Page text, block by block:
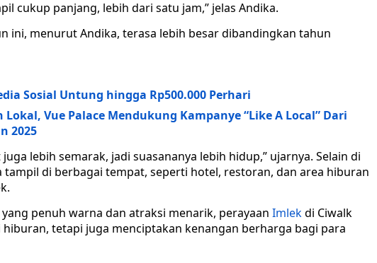
cukup panjang, lebih dari satu jam,” jelas Andika.
ini, menurut Andika, terasa lebih besar dibandingkan tahun
Sosial Untung hingga Rp500.000 Perhari
Vue Palace Mendukung Kampanye “Like A Local” Dari
2025
lebih semarak, jadi suasananya lebih hidup,” ujarnya. Selain di
tampil di berbagai tempat, seperti hotel, restoran, dan area hiburan
penuh warna dan atraksi menarik, perayaan Imlekdi Ciwalk
tetapi juga menciptakan kenangan berharga bagi para